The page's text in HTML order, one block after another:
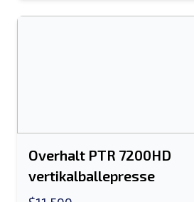
Overhalt PTR 7200HD
vertikalballepresse